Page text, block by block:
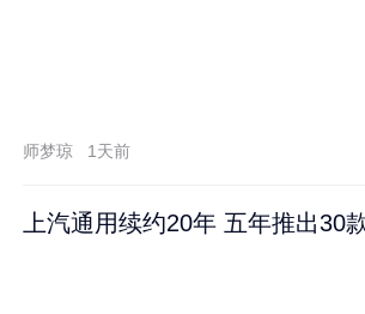
师梦琼 1天前
上汽通用续约20年 五年推出30